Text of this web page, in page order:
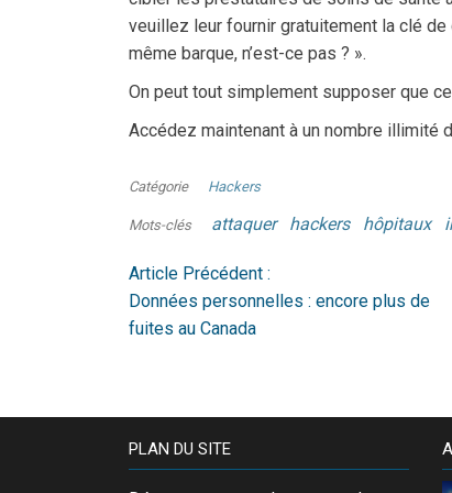
veuillez leur fournir gratuitement la clé
même barque, n’est-ce pas ? ».
On peut tout simplement supposer que
Accédez maintenant à un nombre illimité
Catégorie Hackers
Mots-clés attaquer hackers hôpitaux
Article Précédent :
Données personnelles : encore plus de
fuites au Canada
PLAN DU SITE